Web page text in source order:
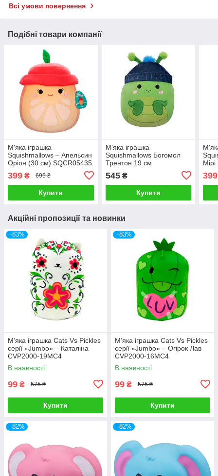
Всі умови повернення
Подібні товари компанії
М'яка іграшка
Squishmallows – Апельсин
Оріон (30 см) SQCR05435
399 ₴ 695 ₴
Купити
М’яка іграшка
Squishmallows Богомол
Трентон 19 см
545₴
Купити
399
Акційні пропозиції та новинки
–83%
М’яка іграшка Cats Vs Pickles
серії «Jumbo» – Каталіна
CVP2000-19MC4
В наявності
99 ₴ 575 ₴
Купити
–83%
М’яка іграшка Cats Vs Pickles
серії «Jumbo» – Огірок Лав
CVP2000-16MC4
В наявності
99 ₴ 575 ₴
Купити
–82% –82%